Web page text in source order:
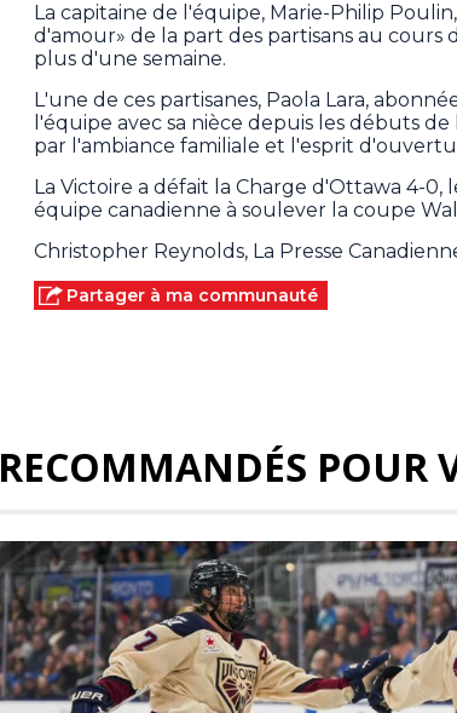
La capitaine de l'équipe, Marie-Philip
d'amour» de la part des partisans au cours
plus d'une semaine.
L'une de ces partisanes, Paola Lara,
l'équipe avec sa nièce depuis les débuts
par l'ambiance familiale et l'esprit
La Victoire a défait la Charge d'Ottawa 4-
équipe canadienne à soulever la coupe
Christopher Reynolds, La Presse
Partager à ma communauté
RECOMMANDÉS POUR